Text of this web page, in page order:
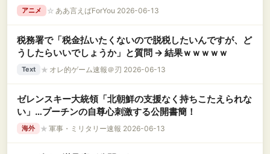
アニメ ☆ ああ言えばForYou 2026-06-13
税務署で「税金払いたくないので脱税したいんですが、ど
うしたらいいでしょうか」と質問 → 結果ｗｗｗｗｗ
Text ★ オレ的ゲーム速報＠刃 2026-06-13
ゼレンスキー大統領「北朝鮮の支援なく持ちこたえられな
い」…プーチンの自尊心刺激する公開書簡！
海外 ★ 軍事・ミリタリー速報 2026-06-13